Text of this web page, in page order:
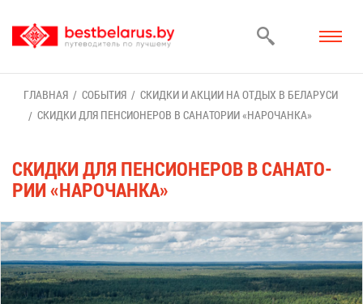
ГЛАВ­НАЯ СО­БЫ­ТИЯ
СКИД­КИ И АК­ЦИИ НА ОТ­ДЫХ В БЕ­ЛА­РУ­СИ
СКИД­КИ ДЛЯ ПЕН­СИ­О­НЕ­РОВ В СА­НА­ТО­РИИ «НА­РО­ЧАН­КА»
СКИД­КИ ДЛЯ ПЕН­СИ­О­НЕ­РОВ В СА­НА­ТО­
РИИ «НА­РО­ЧАН­КА»